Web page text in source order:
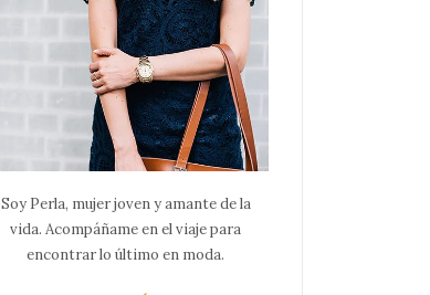
Soy Perla, mujer joven y amante de la
vida. Acompáñame en el viaje para
encontrar lo último en moda.